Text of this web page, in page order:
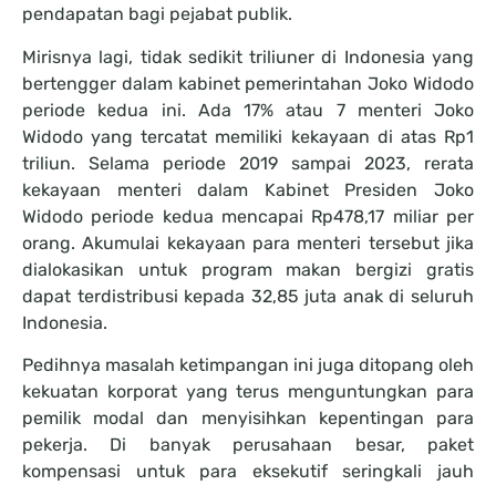
pendapatan bagi pejabat publik.
Mirisnya lagi, tidak sedikit triliuner di Indonesia yang
bertengger dalam kabinet pemerintahan Joko Widodo
periode kedua ini. Ada 17% atau 7 menteri Joko
Widodo yang tercatat memiliki kekayaan di atas Rp1
triliun. Selama periode 2019 sampai 2023, rerata
kekayaan menteri dalam Kabinet Presiden Joko
Widodo periode kedua mencapai Rp478,17 miliar per
orang. Akumulai kekayaan para menteri tersebut jika
dialokasikan untuk program makan bergizi gratis
dapat terdistribusi kepada 32,85 juta anak di seluruh
Indonesia.
Pedihnya masalah ketimpangan ini juga ditopang oleh
kekuatan korporat yang terus menguntungkan para
pemilik modal dan menyisihkan kepentingan para
pekerja. Di banyak perusahaan besar, paket
kompensasi untuk para eksekutif seringkali jauh